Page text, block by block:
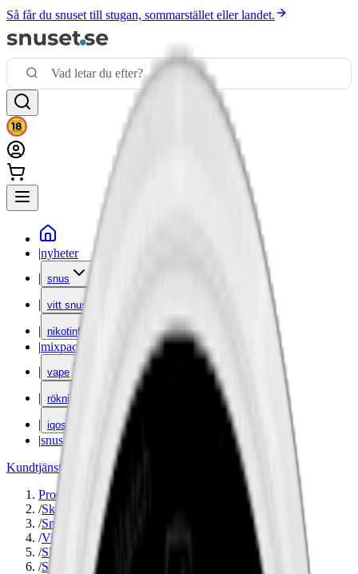
Så får du snuset till stugan, sommarstället eller landet.
|nyheter
| snus
| vitt snus
| nikotinfritt
|mixpack
| vape
| rökning
| iqos
|snuskuriren
Kundtjänst
Varumärken
Produkter
/Skruf
/Snus
/Vit Portion
/Slim
/Stark